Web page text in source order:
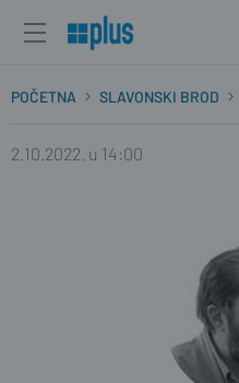
POČETNA SLAVONSKI BROD
2.10.2022. u 14:00